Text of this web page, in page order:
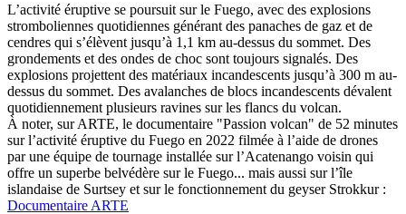
L’activité éruptive se poursuit sur le Fuego, avec des explosions
stromboliennes quotidiennes générant des panaches de gaz et de
cendres qui s’élèvent jusqu’à 1,1 km au-dessus du sommet. Des
grondements et des ondes de choc sont toujours signalés. Des
explosions projettent des matériaux incandescents jusqu’à 300 m au-
dessus du sommet. Des avalanches de blocs incandescents dévalent
quotidiennement plusieurs ravines sur les flancs du volcan.
À noter, sur ARTE, le documentaire "Passion volcan" de 52 minutes
sur l’activité éruptive du Fuego en 2022 filmée à l’aide de drones
par une équipe de tournage installée sur l’Acatenango voisin qui
offre un superbe belvédère sur le Fuego... mais aussi sur l’île
islandaise de Surtsey et sur le fonctionnement du geyser Strokkur :
Documentaire ARTE